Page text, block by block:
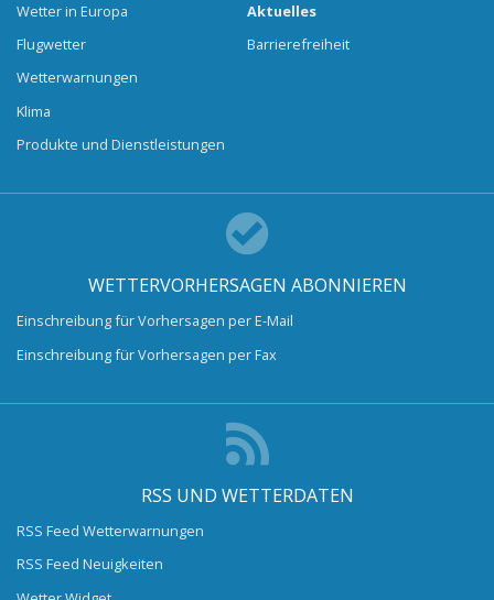
Wetter in Europa
Flugwetter
Wetterwarnungen
Klima
Produkte und Dienstleistungen
Aktuelles
Barrierefreiheit
WETTERVORHERSAGEN ABONNIEREN
Einschreibung für Vorhersagen per E-Mail
Einschreibung für Vorhersagen per Fax
RSS UND WETTERDATEN
RSS Feed Wetterwarnungen
RSS Feed Neuigkeiten